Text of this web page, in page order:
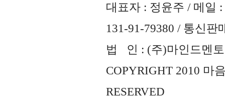
대표자 : 정윤주 / 메일 :
131-91-79380 / 통신판
법 인 : (주)마인드멘토
COPYRIGHT 2010 마
RESERVED